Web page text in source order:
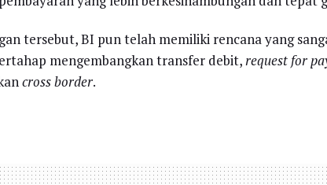
tersebut, BI pun telah memiliki rencana yang
mengembangkan transfer debit,request for
cross border.